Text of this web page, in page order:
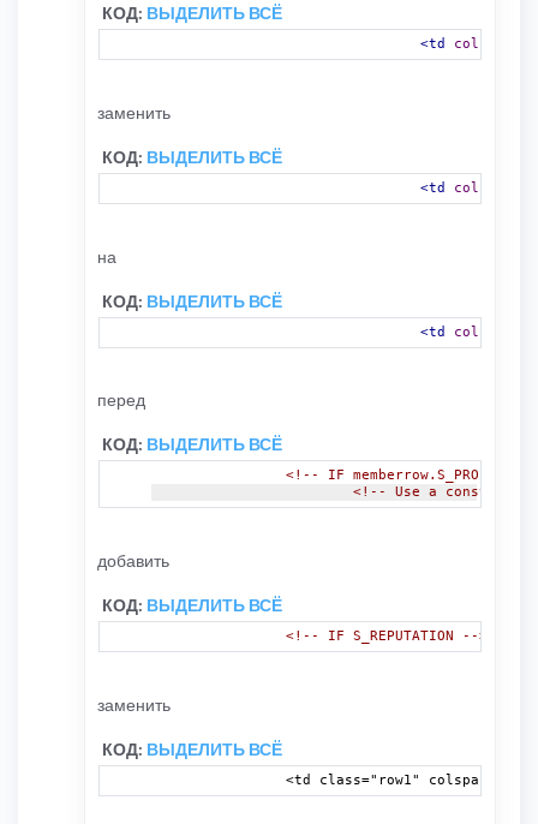
КОД: ВЫДЕЛИТЬ ВСЁ
<td colspan
заменить
КОД: ВЫДЕЛИТЬ ВСЁ
<td colspan
на
КОД: ВЫДЕЛИТЬ ВСЁ
<td colspan
перед
КОД: ВЫДЕЛИТЬ ВСЁ
<!-- IF
<!-- Use a construct
добавить
КОД: ВЫДЕЛИТЬ ВСЁ
<!-- IF S_REPUTATION -->
заменить
КОД: ВЫДЕЛИТЬ ВСЁ
		<td class="row1" colspan="